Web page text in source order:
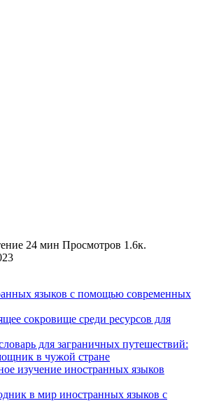
24 мин Просмотров 1.6к.
языков с помощью современных
сокровище среди ресурсов для
для заграничных путешествий:
в чужой стране
изучение иностранных языков
в мир иностранных языков с